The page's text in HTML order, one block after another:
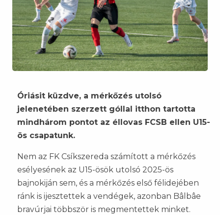
Óriásit küzdve, a mérkőzés utolsó
jelenetében szerzett góllal itthon tartotta
mindhárom pontot az éllovas FCSB ellen U15-
ös csapatunk.
Nem az FK Csíkszereda számított a mérkőzés
esélyesének az U15-ösök utolsó 2025-ös
bajnokiján sem, és a mérkőzés első félidejében
ránk is ijesztettek a vendégek, azonban Bâlbâe
bravúrjai többször is megmentettek minket.